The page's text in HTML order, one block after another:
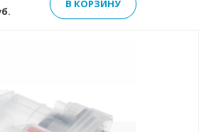
В КОРЗИНУ